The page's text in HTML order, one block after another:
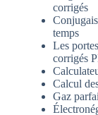
corrigés
temps
Les
corrigés
Calcul
Gaz